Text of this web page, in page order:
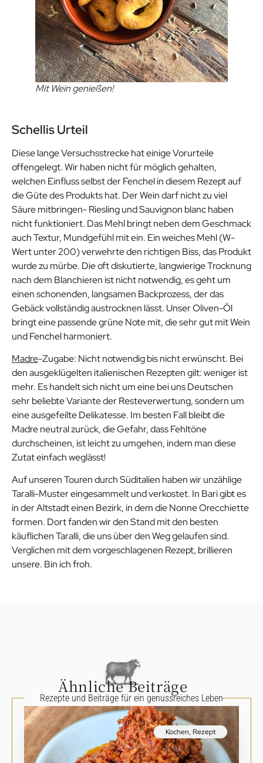
Mit Wein genießen!
Schellis Urteil
Diese lange Versuchsstrecke hat einige Vorurteile
offengelegt. Wir haben nicht für möglich gehalten,
welchen Einfluss selbst der Fenchel in diesem Rezept auf
die Güte des Produkts hat. Der Wein darf nicht zu viel
Säure mitbringen- Riesling und Sauvignon blanc haben
nicht funktioniert. Das Mehl bringt neben dem Geschmack
auch Textur, Mundgefühl mit ein. Ein weiches Mehl (W-
Wert unter 200) verwehrte den richtigen Biss, das Produkt
wurde zu mürbe. Die oft diskutierte, langwierige Trocknung
nach dem Blanchieren ist nicht notwendig, es geht um
einen schonenden, langsamen Backprozess, der das
Gebäck vollständig austrocknen lässt. Unser Oliven-Öl
bringt eine passende grüne Note mit, die sehr gut mit Wein
und Fenchel harmoniert.
Madre-Zugabe: Nicht notwendig bis nicht erwünscht. Bei
den ausgeklügelten italienischen Rezepten gilt: weniger ist
mehr. Es handelt sich nicht um eine bei uns Deutschen
sehr beliebte Variante der Resteverwertung, sondern um
eine ausgefeilte Delikatesse. Im besten Fall bleibt die
Madre neutral zurück, die Gefahr, dass Fehltöne
durchscheinen, ist leicht zu umgehen, indem man diese
Zutat einfach weglässt!
Auf unseren Touren durch Süditalien haben wir unzählige
Taralli-Muster eingesammelt und verkostet. In Bari gibt es
in der Altstadt einen Bezirk, in dem die Nonne Orecchiette
formen. Dort fanden wir den Stand mit den besten
käuflichen Taralli, die uns über den Weg gelaufen sind.
Verglichen mit dem vorgeschlagenen Rezept, brillieren
unsere. Bin ich froh.
Ähnliche Beiträge
Rezepte und Beiträge für ein genussreiches Leben
Kochen, Rezept